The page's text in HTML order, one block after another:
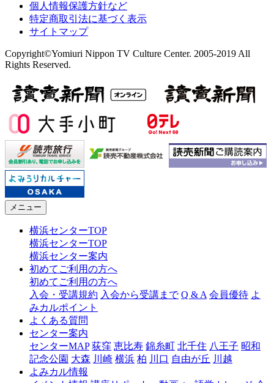
個人情報保護方針など
特定商取引法に基づく表示
サイトマップ
Copyright©Yomiuri Nippon TV Culture Center. 2005-2019 All
Rights Reserved.
メニュー
横浜センターTOP
横浜センターTOP
横浜センター案内
初めてご利用の方へ
初めてご利用の方へ
入会・受講規約 入会から受講まで Q & A 会員優待 よ
みカルポイント
よくある質問
センター案内
センターMAP 荻窪 恵比寿 錦糸町 北千住 八王子 昭和
記念公園 大森 川崎 横浜 柏 川口 自由が丘 川越
よみカル情報